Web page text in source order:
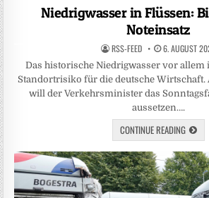
in
Niedrigwasser in Flüssen:
Noteinsatz
RSS-FEED 6. AUGUST
Das historische Niedrigwasser vor allem
Standortrisiko für die deutsche Wirtschaft.
will der Verkehrsminister das
aussetzen….
CONTINUE READING